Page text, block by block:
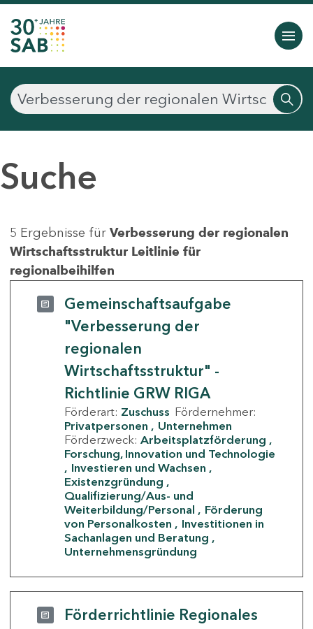
Suche
5 Ergebnisse für Verbesserung der regionalen
Wirtschaftsstruktur Leitlinie für
regionalbeihilfen
Gemeinschaftsaufgabe
"Verbesserung der
regionalen
Wirtschaftsstruktur" -
Richtlinie GRW RIGA
Förderart: Zuschuss Fördernehmer:
Privatpersonen
Unternehmen
Förderzweck: Arbeitsplatzförderung
Forschung, Innovation und Technologie
Investieren und Wachsen
Existenzgründung
Qualifizierung/Aus- und
Weiterbildung/Personal
Förderung
von Personalkosten
Investitionen in
Sachanlagen und Beratung
Unternehmensgründung
Förderrichtlinie Regionales